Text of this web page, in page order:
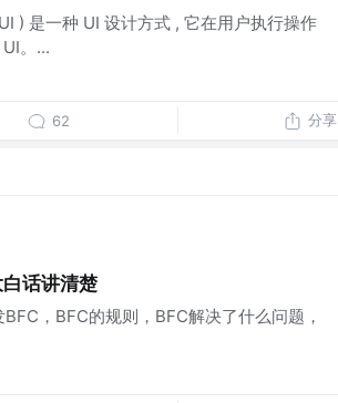
) 是一种 UI 设计方式 , 它在用户执行操作
。...
62 分享
话讲清楚
，BFC的规则，BFC解决了什么问题，